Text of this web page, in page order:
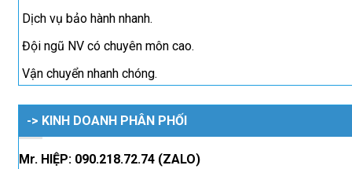
Dịch vụ bảo hành nhanh.
Đội ngũ NV có chuyên môn cao.
Vận chuyển nhanh chóng.
-> KINH DOANH PHÂN PHỐI
Mr. HIỆP: 090.218.72.74 (ZALO)